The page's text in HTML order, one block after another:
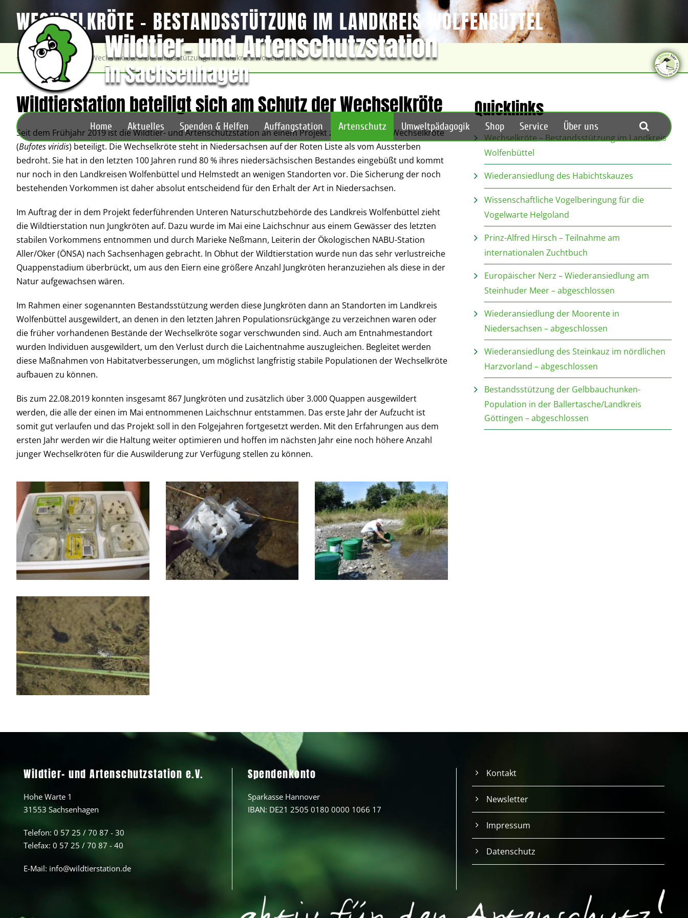
Home Aktuelles Spenden & Helfen Auffangstation Artenschutz Umweltpädagogik Shop Service Über uns
WECHSELKRÖTE – BESTANDSSTÜTZUNG IM LANDKREIS WOLFENBÜTTEL
Artenschutz Wechselkröte – Bestandsstützung im Landkreis Wolfenbüttel
Wildtierstation beteiligt sich am Schutz der Wechselkröte
Seit dem Frühjahr 2019 ist die Wildtier- und Artenschutzstation an einem Projekt zum Schutz der Wechselkröte
(Bufotes viridis) beteiligt. Die Wechselkröte steht in Niedersachsen auf der Roten Liste als vom Aussterben
bedroht. Sie hat in den letzten 100 Jahren rund 80 % ihres niedersächsischen Bestandes eingebüßt und kommt
nur noch in den Landkreisen Wolfenbüttel und Helmstedt an wenigen Standorten vor. Die Sicherung der noch
bestehenden Vorkommen ist daher absolut entscheidend für den Erhalt der Art in Niedersachsen.
Im Auftrag der in dem Projekt federführenden Unteren Naturschutzbehörde des Landkreis Wolfenbüttel zieht
die Wildtierstation nun Jungkröten auf. Dazu wurde im Mai eine Laichschnur aus einem Gewässer des letzten
stabilen Vorkommens entnommen und durch Marieke Neßmann, Leiterin der Ökologischen NABU-Station
Aller/Oker (ÖNSA) nach Sachsenhagen gebracht. In Obhut der Wildtierstation wurde nun das sehr verlustreiche
Quappenstadium überbrückt, um aus den Eiern eine größere Anzahl Jungkröten heranzuziehen als diese in der
Natur aufgewachsen wären.
Im Rahmen einer sogenannten Bestandsstützung werden diese Jungkröten dann an Standorten im Landkreis
Wolfenbüttel ausgewildert, an denen in den letzten Jahren Populationsrückgänge zu verzeichnen waren oder
die früher vorhandenen Bestände der Wechselkröte sogar verschwunden sind. Auch am Entnahmestandort
wurden Individuen ausgewildert, um den Verlust durch die Laichentnahme auszugleichen. Begleitet werden
diese Maßnahmen von Habitatverbesserungen, um möglichst langfristig stabile Populationen der Wechselkröte
aufbauen zu können.
Bis zum 22.08.2019 konnten insgesamt 867 Jungkröten und zusätzlich über 3.000 Quappen ausgewildert
werden, die alle der einen im Mai entnommenen Laichschnur entstammen. Das erste Jahr der Aufzucht ist
somit gut verlaufen und das Projekt soll in den Folgejahren fortgesetzt werden. Mit den Erfahrungen aus dem
ersten Jahr werden wir die Haltung weiter optimieren und hoffen im nächsten Jahr eine noch höhere Anzahl
junger Wechselkröten für die Auswilderung zur Verfügung stellen zu können.
Quicklinks
Wechselkröte – Bestandsstützung im Landkreis
Wolfenbüttel
Wiederansiedlung des Habichtskauzes
Wissenschaftliche Vogelberingung für die
Vogelwarte Helgoland
Prinz-Alfred Hirsch – Teilnahme am
internationalen Zuchtbuch
Europäischer Nerz – Wiederansiedlung am
Steinhuder Meer – abgeschlossen
Wiederansiedlung der Moorente in
Niedersachsen – abgeschlossen
Wiederansiedlung des Steinkauz im nördlichen
Harzvorland – abgeschlossen
Bestandsstützung der Gelbbauchunken-
Population in der Ballertasche/Landkreis
Göttingen – abgeschlossen
Wildtier- und Artenschutzstation e.V.
Hohe Warte 1
31553 Sachsenhagen
Telefon: 0 57 25 / 70 87 - 30
Telefax: 0 57 25 / 70 87 - 40
E-Mail: info@wildtierstation.de
Spendenkonto
Sparkasse Hannover
IBAN: DE21 2505 0180 0000 1066 17
Kontakt
Newsletter
Impressum
Datenschutz